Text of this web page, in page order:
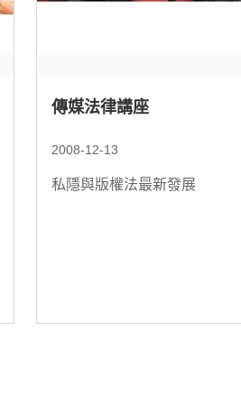
傳媒法律講座
2008-12-13
私隱與版權法最新發展